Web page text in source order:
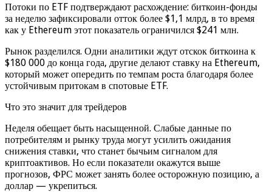
Потоки по ETF подтверждают расхождение: биткоин-фонды
за неделю зафиксировали отток более $1,1 млрд, в то время
как у Ethereum этот показатель ограничился $241 млн.
Рынок разделился. Одни аналитики ждут отскок биткоина к
$180 000 до конца года, другие делают ставку на Ethereum,
который может опередить по темпам роста благодаря более
устойчивым притокам в спотовые ETF.
Что это значит для трейдеров
Неделя обещает быть насыщенной. Слабые данные по
потребителям и рынку труда могут усилить ожидания
снижения ставки, что станет бычьим сигналом для
криптоактивов. Но если показатели окажутся выше
прогнозов, ФРС может занять более осторожную позицию, а
доллар — укрепиться.